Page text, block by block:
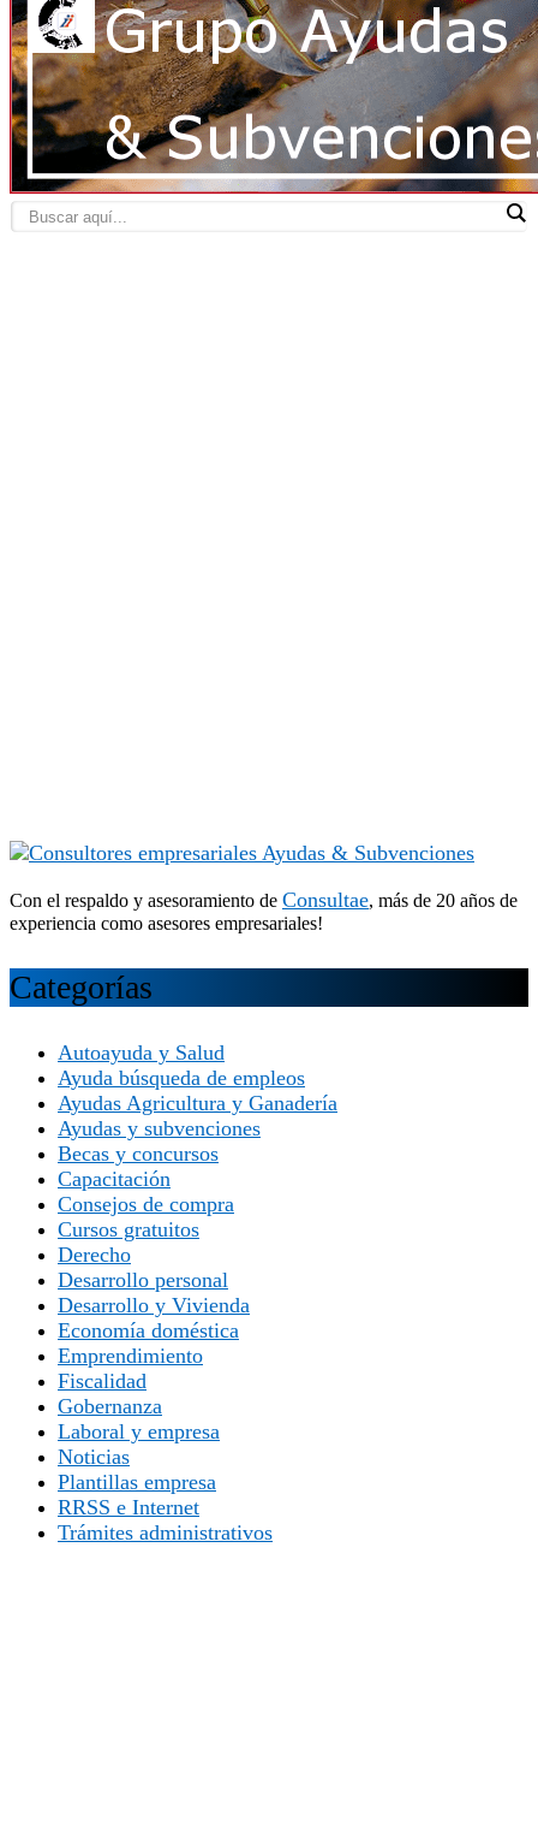
Con el respaldo y asesoramiento de Consultae, más de 20 años de
experiencia como asesores empresariales!
Categorías
Autoayuda y Salud
Ayuda búsqueda de empleos
Ayudas Agricultura y Ganadería
Ayudas y subvenciones
Becas y concursos
Capacitación
Consejos de compra
Cursos gratuitos
Derecho
Desarrollo personal
Desarrollo y Vivienda
Economía doméstica
Emprendimiento
Fiscalidad
Gobernanza
Laboral y empresa
Noticias
Plantillas empresa
RRSS e Internet
Trámites administrativos